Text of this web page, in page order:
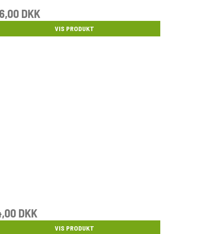
DKK
VIS PRODUKT
DKK
VIS PRODUKT